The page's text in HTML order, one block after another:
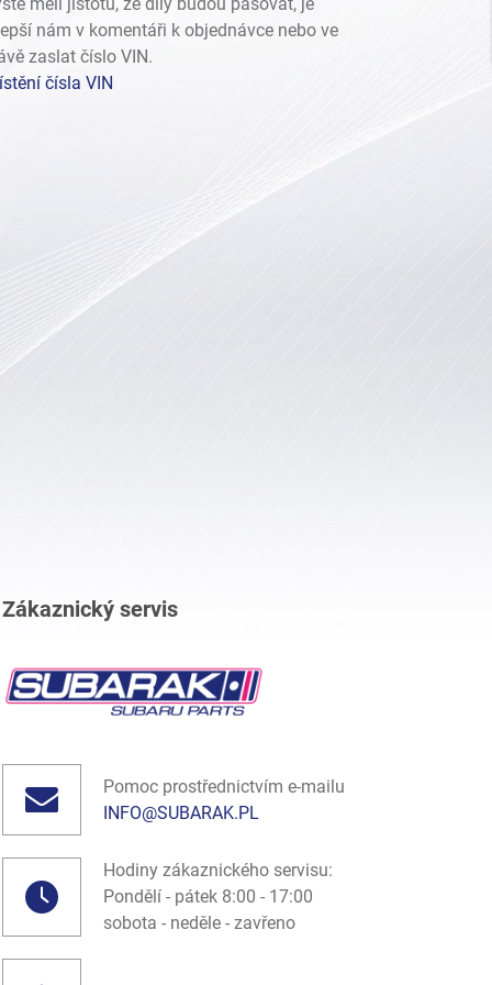
nám v komentáři k objednávce nebo ve
zaslat číslo VIN.
čísla VIN
Zákaznický servis
Pomoc prostřednictvím e-mailu
INFO@SUBARAK.PL
Hodiny zákaznického servisu:
Pondělí - pátek 8:00 - 17:00
sobota - neděle - zavřeno